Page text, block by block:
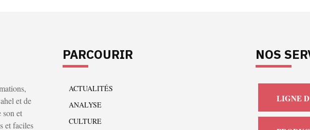
et de
son et
et faciles
PARCOURIR
ACTUALITÉS
ANALYSE
CULTURE
NOS
LIGNE